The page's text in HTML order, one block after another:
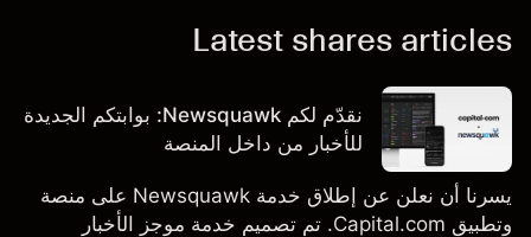
Latest shares articles
نقدّم لكم Newsquawk: بوابتكم الجديدة
للأخبار من داخل المنصة
يسرنا أن نعلن عن إطلاق خدمة Newsquawk على منصة
وتطبيق Capital.com. تم تصميم خدمة موجز الأخبار